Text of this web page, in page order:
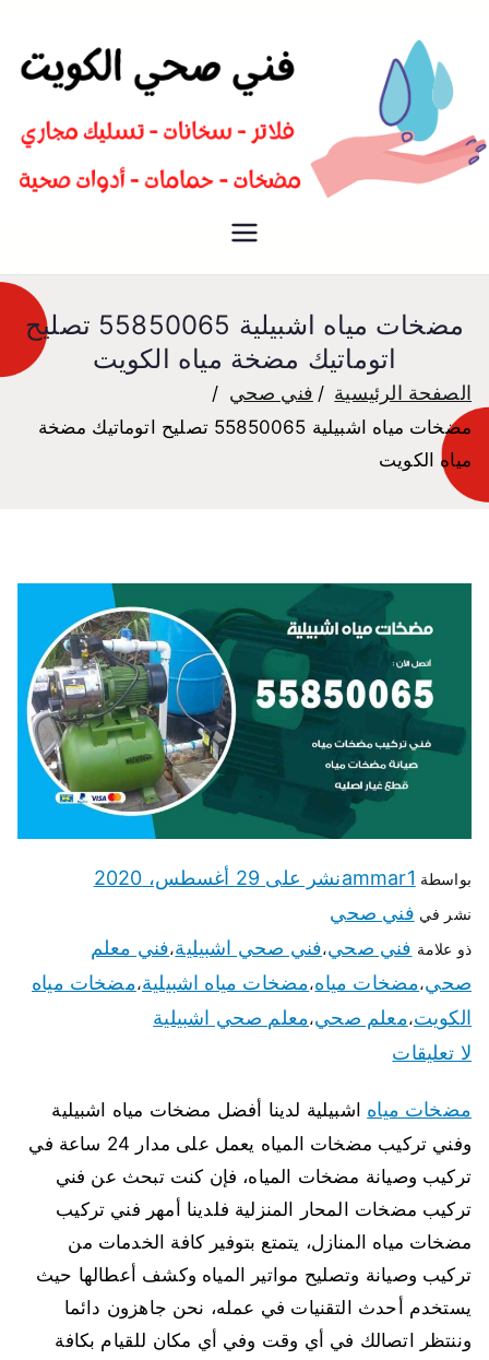
سباك صحي تسليك مجاري افضل
مضخات مياه اشبيلية 55850065 تصليح
اتوماتيك مضخة مياه الكويت
الصفحة الرئيسية فني صحي
مضخات مياه اشبيلية 55850065 تصليح اتوماتيك مضخة
مياه الكويت
بواسطة ammar1نشر على 29 أغسطس، 2020
نشر في فني صحي
ذو علامة فني صحي،فني صحي اشبيلية،فني معلم
صحي،مضخات مياه،مضخات مياه اشبيلية،مضخات مياه
الكويت،معلم صحي،معلم صحي اشبيلية
لا تعليقات
مضخات مياه اشبيلية لدينا أفضل مضخات مياه اشبيلية
وفني تركيب مضخات المياه يعمل على مدار 24 ساعة في
تركيب وصيانة مضخات المياه، فإن كنت تبحث عن فني
تركيب مضخات المحار المنزلية فلدينا أمهر فني تركيب
مضخات مياه المنازل، يتمتع بتوفير كافة الخدمات من
تركيب وصيانة وتصليح مواتير المياه وكشف أعطالها حيث
يستخدم أحدث التقنيات في عمله، نحن جاهزون دائما
وننتظر اتصالك في أي وقت وفي أي مكان للقيام بكافة